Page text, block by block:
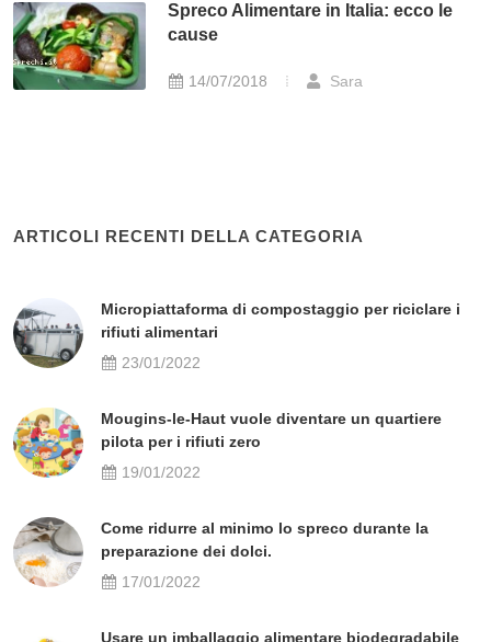
Spreco Alimentare in Italia: ecco le
cause
14/07/2018 Sara
ARTICOLI RECENTI DELLA CATEGORIA
Micropiattaforma di compostaggio per riciclare i
rifiuti alimentari
23/01/2022
Mougins-le-Haut vuole diventare un quartiere
pilota per i rifiuti zero
19/01/2022
Come ridurre al minimo lo spreco durante la
preparazione dei dolci.
17/01/2022
Usare un imballaggio alimentare biodegradabile